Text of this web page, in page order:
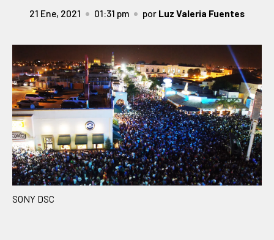
21 Ene, 2021 01:31 pm por Luz Valeria Fuentes
SONY DSC